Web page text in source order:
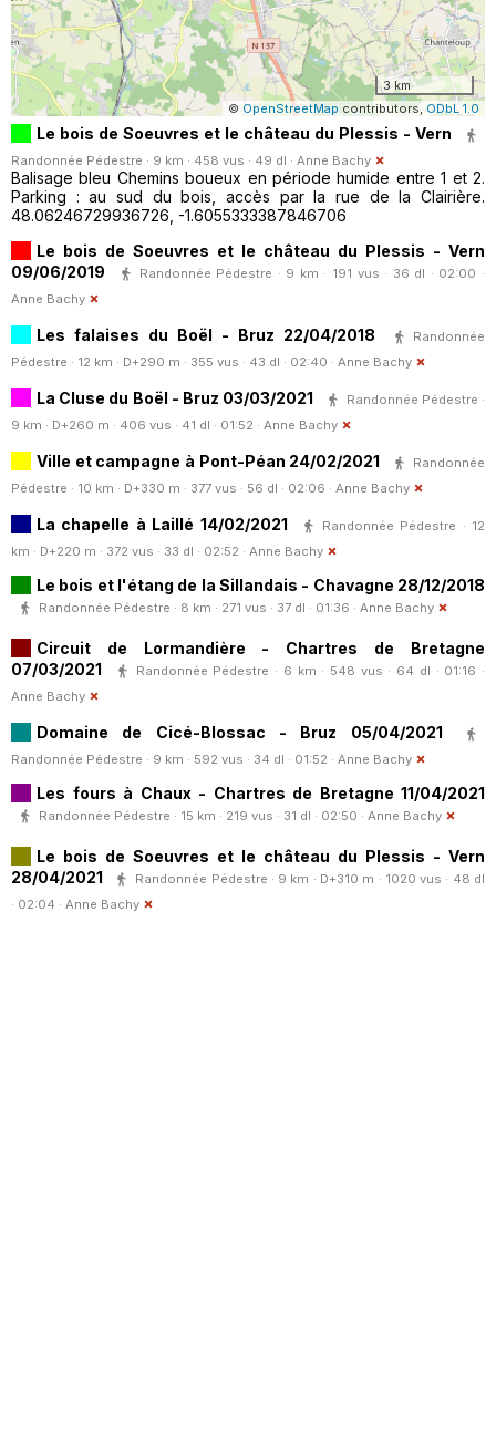
3 km
© OpenStreetMap contributors, ODbL 1.0
Le bois de Soeuvres et le château du Plessis - Vern
Randonnée Pédestre · 9 km · 458 vus · 49 dl · Anne Bachy
Balisage bleu Chemins boueux en période humide entre 1 et 2.
Parking : au sud du bois, accès par la rue de la Clairière.
48.06246729936726, -1.6055333387846706
Le bois de Soeuvres et le château du Plessis - Vern
09/06/2019
Randonnée Pédestre · 9 km · 191 vus · 36 dl · 02:00 ·
Anne Bachy
Les falaises du Boël - Bruz 22/04/2018
Randonnée
Pédestre · 12 km · D+290 m · 355 vus · 43 dl · 02:40 · Anne Bachy
La Cluse du Boël - Bruz 03/03/2021
Randonnée Pédestre ·
9 km · D+260 m · 406 vus · 41 dl · 01:52 · Anne Bachy
Ville et campagne à Pont-Péan 24/02/2021
Randonnée
Pédestre · 10 km · D+330 m · 377 vus · 56 dl · 02:06 · Anne Bachy
La chapelle à Laillé 14/02/2021
Randonnée Pédestre · 12
km · D+220 m · 372 vus · 33 dl · 02:52 · Anne Bachy
Le bois et l'étang de la Sillandais - Chavagne 28/12/2018
Randonnée Pédestre · 8 km · 271 vus · 37 dl · 01:36 · Anne Bachy
Circuit de Lormandière - Chartres de Bretagne
07/03/2021
Randonnée Pédestre · 6 km · 548 vus · 64 dl · 01:16 ·
Anne Bachy
Domaine de Cicé-Blossac - Bruz 05/04/2021
Randonnée Pédestre · 9 km · 592 vus · 34 dl · 01:52 · Anne Bachy
Les fours à Chaux - Chartres de Bretagne 11/04/2021
Randonnée Pédestre · 15 km · 219 vus · 31 dl · 02:50 · Anne Bachy
Le bois de Soeuvres et le château du Plessis - Vern
28/04/2021
Randonnée Pédestre · 9 km · D+310 m · 1020 vus · 48 dl
· 02:04 · Anne Bachy